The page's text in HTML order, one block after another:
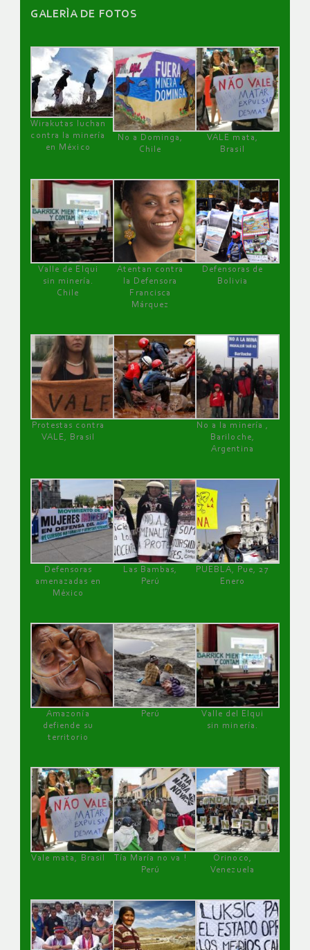
GALERÌA DE FOTOS
Wirakutas luchan
contra la minería
en México
No a Dominga,
Chile
VALE mata,
Brasil
Valle de Elqui
sin minería.
Chile
Atentan contra
la Defensora
Francisca
Márquez
Defensoras de
Bolivia
Protestas contra
VALE, Brasil
No a la minería ,
Bariloche,
Argentina
Defensoras
amenazadas en
México
Las Bambas,
Perú
PUEBLA, Pue, 27
Enero
Amazonía
defiende su
territorio
Perú
Valle del Elqui
sin minería.
Vale mata, Brasil
Tía María no va !
Perú
Orinoco,
Venezuela